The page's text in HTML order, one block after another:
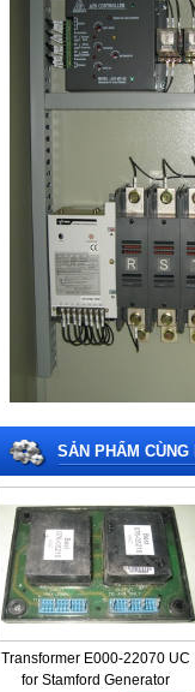
SẢN PHẨM CÙNG
Transformer E000-22070 UC
for Stamford Generator